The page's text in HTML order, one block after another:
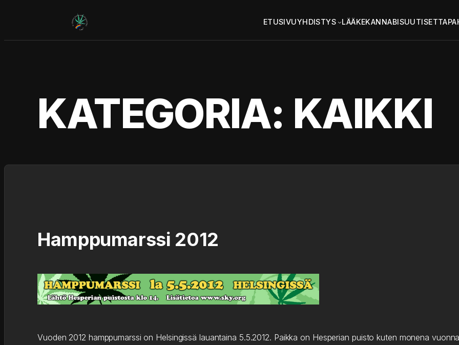
ETUSIVUYHDISTYS LÄÄKEKANNABISUUTISET
KATEGORIA: KAIKKI
Hamppumarssi 2012
Vuoden 2012 hamppumarssi on Helsingissä lauantaina 5.5.2012. Paikka on Hesperian puisto kuten monena